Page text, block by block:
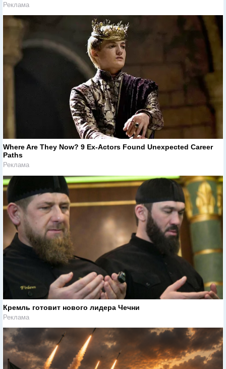
Реклама
Where Are They Now? 9 Ex-Actors Found Unexpected Career
Paths
Реклама
Кремль готовит нового лидера Чечни
Реклама